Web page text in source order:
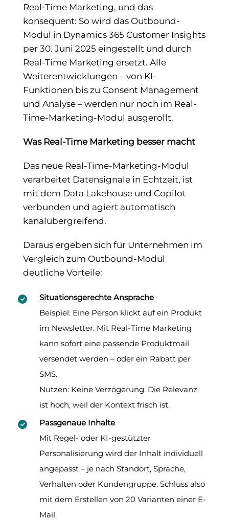
Real-Time Marketing, und das
konsequent: So wird das Outbound-
Modul in Dynamics 365 Customer Insights
per 30. Juni 2025 eingestellt und durch
Real-Time Marketing ersetzt. Alle
Weiterentwicklungen – von KI-
Funktionen bis zu Consent Management
und Analyse – werden nur noch im Real-
Time-Marketing-Modul ausgerollt.
Was Real-Time Marketing besser macht
Das neue Real-Time-Marketing-Modul
verarbeitet Datensignale in Echtzeit, ist
mit dem Data Lakehouse und Copilot
verbunden und agiert automatisch
kanalübergreifend.
Daraus ergeben sich für Unternehmen im
Vergleich zum Outbound-Modul
deutliche Vorteile:
Situationsgerechte Ansprache
Beispiel: Eine Person klickt auf ein Produkt
im Newsletter. Mit Real-Time Marketing
kann sofort eine passende Produktmail
versendet werden – oder ein Rabatt per
SMS.
Nutzen: Keine Verzögerung. Die Relevanz
ist hoch, weil der Kontext frisch ist.
Passgenaue Inhalte
Mit Regel- oder KI-gestützter
Personalisierung wird der Inhalt individuell
angepasst – je nach Standort, Sprache,
Verhalten oder Kundengruppe. Schluss also
mit dem Erstellen von 20 Varianten einer E-
Mail.